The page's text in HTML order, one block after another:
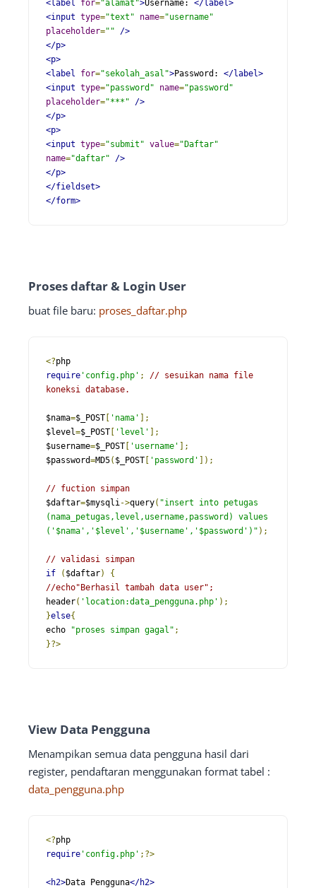
<label for="alamat">Username: </label>
<input type="text" name="username"
placeholder=""
/>
</p>
<p>
<label
for="sekolah_asal">Password: </label>
<input type="password" name="password"
placeholder="***"
/>
</p>
<p>
<input type="submit" value="Daftar"
name="daftar"
/>
</p>
</fieldset>
</form>
Proses daftar & Login User
buat file baru: proses_daftar.php
<?
require 'config.php' ;
// sesuikan nama file
koneksi database.
$nama=$_POST 'nama'
];
$level=$_POST 'level'
];
$username=$_POST 'username'
];
$password=MD5( $_POST 'password' ]);
// fuction simpan
$daftar=$mysqli->query( "insert into petugas
(nama_petugas,level,username,password) values
('$nama','$level','$username','$password')" );
// validasi simpan
if
( $daftar)
{
//echo"Berhasil tambah data user";
header( 'location:data_pengguna.php' );
}else{
echo
"proses simpan gagal" ;
}?>
View Data Pengguna
Menampikan semua data pengguna hasil dari
register, pendaftaran menggunakan format tabel :
data_pengguna.php
<?
require 'config.php' ;?>
<h2>Data Pengguna</h2>